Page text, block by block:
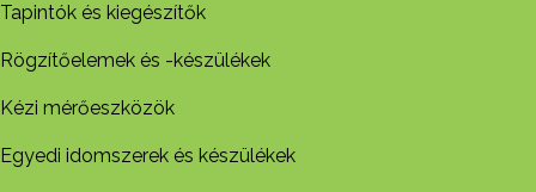
Tapintók és kiegészítők
Rögzítőelemek és -készül​ékek
Kézi mérőeszközök
Egyedi idomszerek és készülékek